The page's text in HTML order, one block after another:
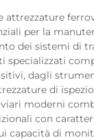
attrezzature
per la
dei sistemi di
specializzati
dagli
di
moderni
con
capacità di